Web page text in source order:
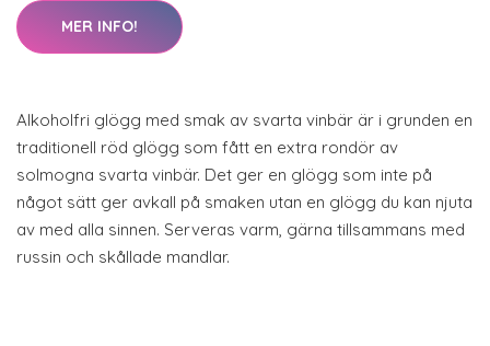
MER INFO!
Alkoholfri glögg med smak av svarta vinbär är i grunden en
traditionell röd glögg som fått en extra rondör av
solmogna svarta vinbär. Det ger en glögg som inte på
något sätt ger avkall på smaken utan en glögg du kan njuta
av med alla sinnen. Serveras varm, gärna tillsammans med
russin och skållade mandlar.